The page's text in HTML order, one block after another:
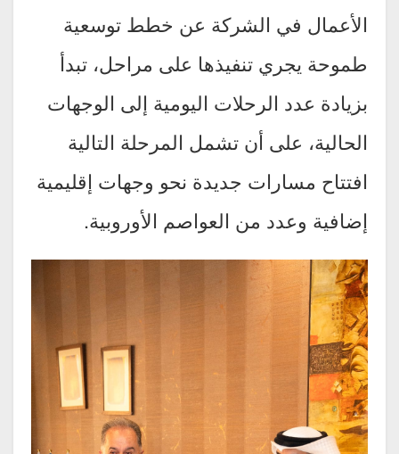
الأعمال في الشركة عن خطط توسعية
طموحة يجري تنفيذها على مراحل، تبدأ
بزيادة عدد الرحلات اليومية إلى الوجهات
الحالية، على أن تشمل المرحلة التالية
افتتاح مسارات جديدة نحو وجهات إقليمية
إضافية وعدد من العواصم الأوروبية.